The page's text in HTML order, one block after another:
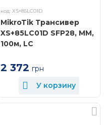
код: XS+85LC01D
MikroTik Трансивер
XS+85LC01D SFP28, MM,
100м, LC
2 372 грн
У корзину